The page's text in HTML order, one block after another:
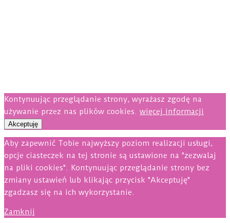
Kontynuując przeglądanie strony, wyrażasz zgodę na
używanie przez nas plików cookies. więcej informacji
Akceptuję
Aby zapewnić Tobie najwyższy poziom realizacji usługi,
opcje ciasteczek na tej stronie są ustawione na "zezwalaj
na pliki cookies". Kontynuując przeglądanie strony bez
zmiany ustawień lub klikając przycisk "Akceptuję"
zgadzasz się na ich wykorzystanie.
Zamknij